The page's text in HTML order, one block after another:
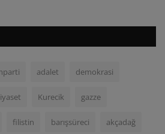
adalet demokrasi
Kurecik gazze
filistin barışsüreci akçadağ